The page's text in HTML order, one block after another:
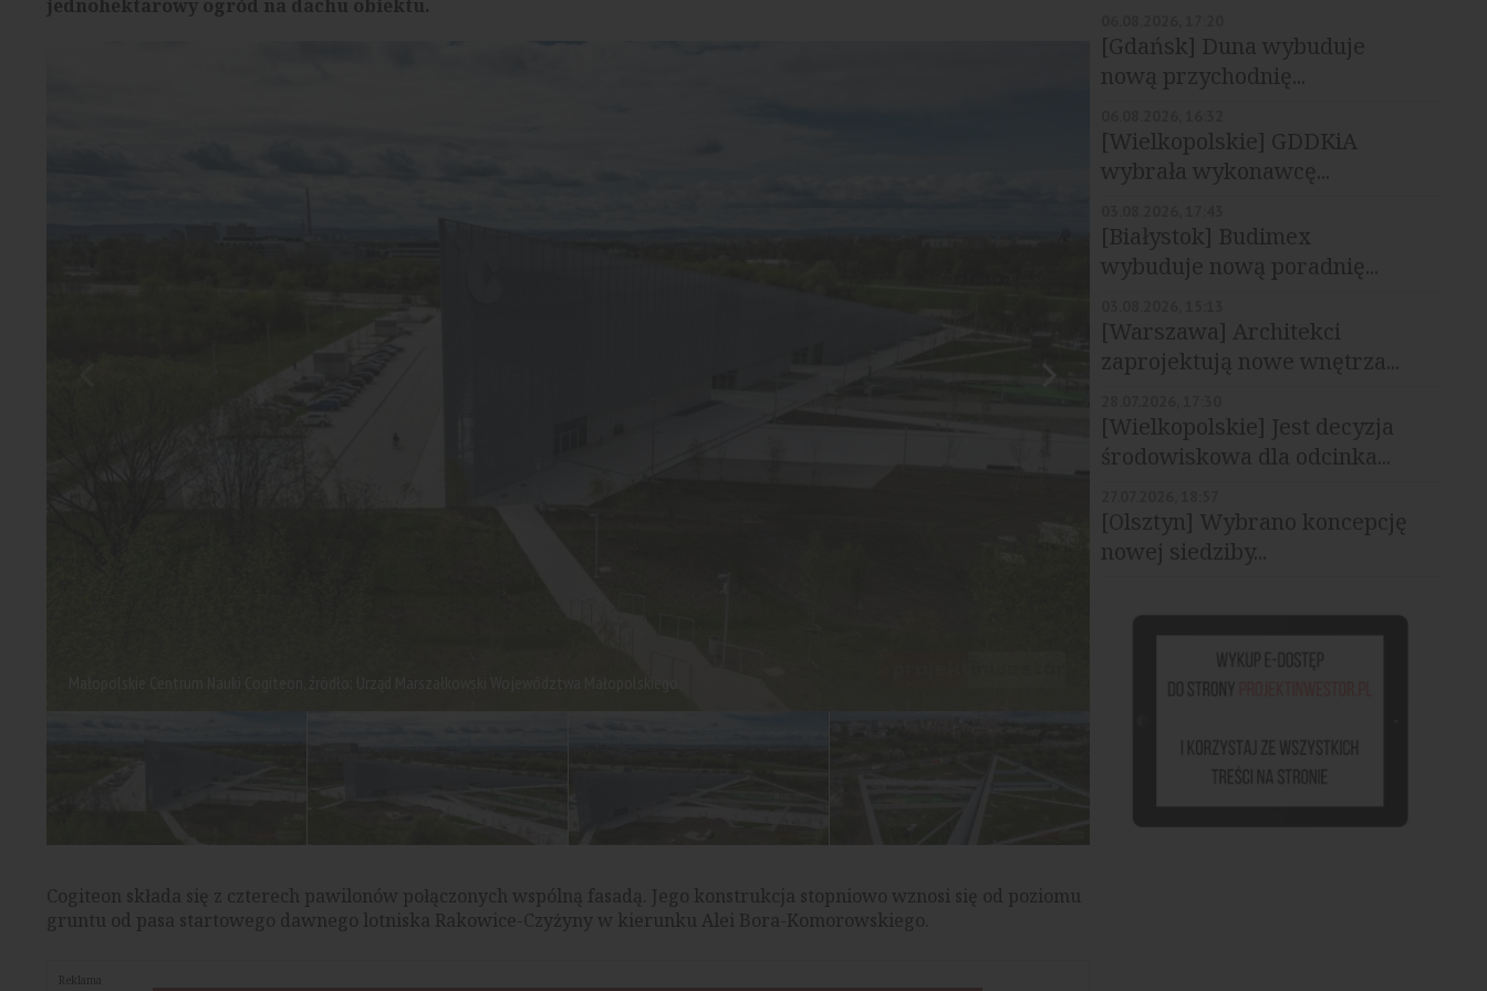
jednohektarowy ogród na dachu obiektu.
Małopolskie Centrum Nauki Cogiteon, źródło: Urząd
Cogiteon składa się z czterech pawilonów połączonych wspólną fasadą. Jego konstrukcja stopniowo wznosi się od poziomu
gruntu od pasa startowego dawnego lotniska Rakowice-Czyżyny w kierunku Alei Bora-Komorowskiego.
Reklama
[Gdańsk] Duna wybuduje
nową przychodnię...
[Wielkopolskie] GDDKiA
wybrała wykonawcę...
[Białystok] Budimex
wybuduje nową poradnię...
[Warszawa] Architekci
zaprojektują nowe wnętrza...
[Wielkopolskie] Jest decyzja
środowiskowa dla odcinka...
[Olsztyn] Wybrano koncepcję
nowej siedziby...